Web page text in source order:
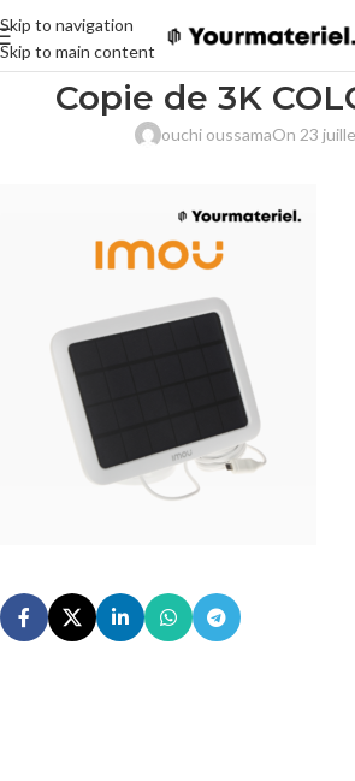
Skip to navigation
Skip to main content
Copie de 3K
ouchi oussamaOn 23